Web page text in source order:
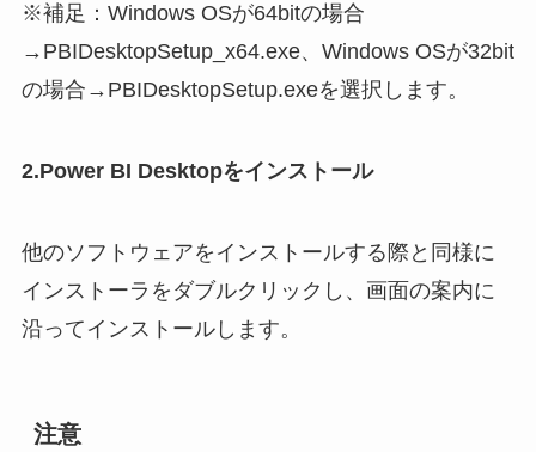
※補足：Windows OSが64bitの場合
→PBIDesktopSetup_x64.exe、Windows OSが32bit
の場合→PBIDesktopSetup.exeを選択します。
2.Power BI Desktopをインストール
他のソフトウェアをインストールする際と同様に
インストーラをダブルクリックし、画面の案内に
沿ってインストールします。
注意